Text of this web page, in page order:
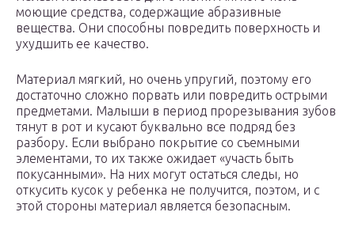
моющие средства, содержащие абразивные
вещества. Они способны повредить поверхность и
ухудшить ее качество.
Материал мягкий, но очень упругий, поэтому его
достаточно сложно порвать или повредить острыми
предметами. Малыши в период прорезывания зубов
тянут в рот и кусают буквально все подряд без
разбору. Если выбрано покрытие со съемными
элементами, то их также ожидает «участь быть
покусанными». На них могут остаться следы, но
откусить кусок у ребенка не получится, поэтом, и с
этой стороны материал является безопасным.